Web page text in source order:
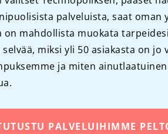
palveluista, saat oman
on mahdollista muokata
selvää, miksi yli 50 asiakasta on jo
ja miten
PALVELUIHIMME